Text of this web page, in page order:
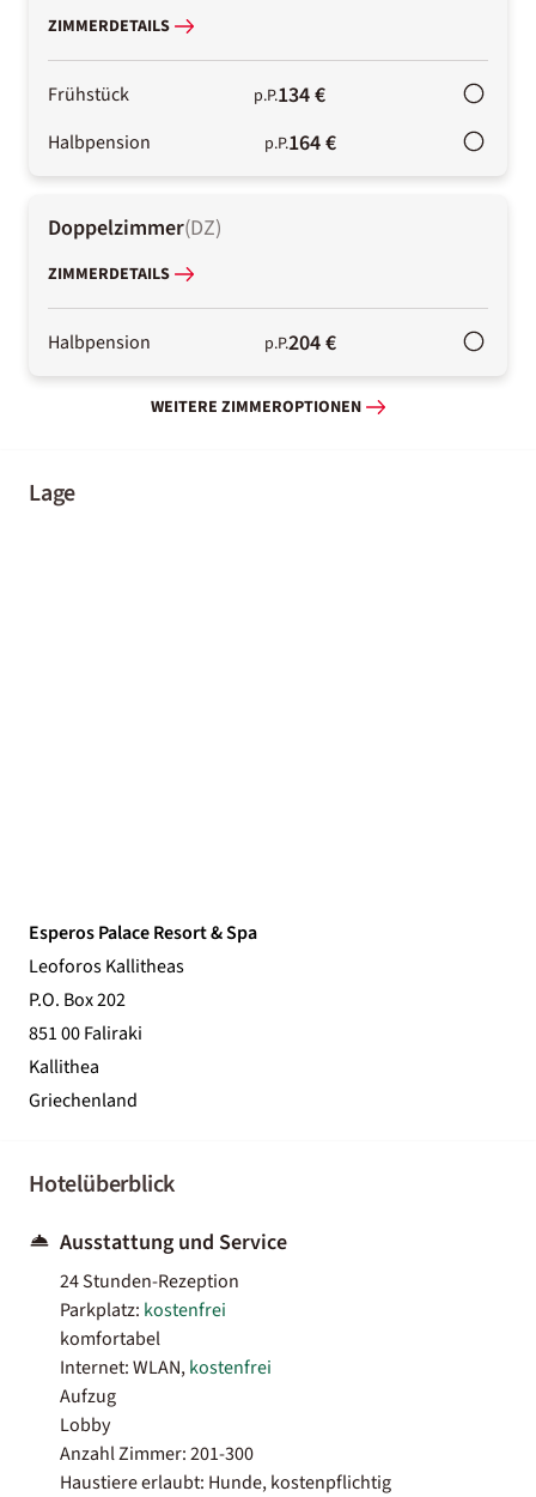
ZIMMERDETAILS
Frühstück p.P.134 €
Halbpension p.P.164 €
Doppelzimmer(DZ)
ZIMMERDETAILS
Halbpension p.P.204 €
WEITERE ZIMMEROPTIONEN
Lage
Esperos Palace Resort & Spa
Leoforos Kallitheas
P.O. Box 202
851 00 Faliraki
Kallithea
Griechenland
Hotelüberblick
Ausstattung und Service
24 Stunden-Rezeption
Parkplatz: kostenfrei
komfortabel
Internet: WLAN,kostenfrei
Aufzug
Lobby
Anzahl Zimmer: 201-300
Haustiere erlaubt: Hunde, kostenpflichtig